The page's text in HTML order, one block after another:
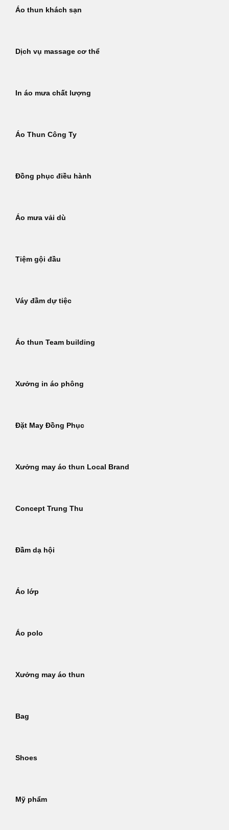
Áo thun khách sạn
Dịch vụ massage cơ thể
In áo mưa chất lượng
Áo Thun Công Ty
Đồng phục điều hành
Áo mưa vải dù
Tiệm gội đầu
Váy đầm dự tiệc
Áo thun Team building
Xưởng in áo phông
Đặt May Đồng Phục
Xưởng may áo thun Local Brand
Concept Trung Thu
Đầm dạ hội
Áo lớp
Áo polo
Xưởng may áo thun
Bag
Shoes
Mỹ phẩm